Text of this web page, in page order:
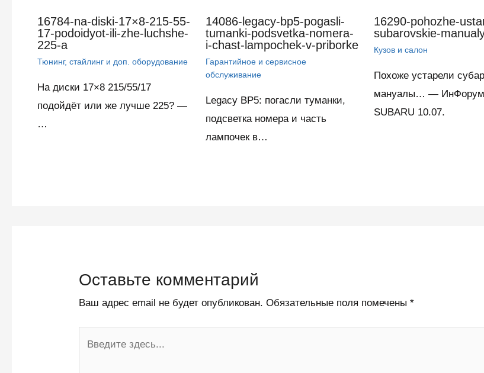
16784-na-diski-17×8-215-55-
17-podoidyot-ili-zhe-luchshe-
225-a
Тюнинг, стайлинг и доп. оборудование
На диски 17×8 215/55/17
подойдёт или же лучше 225? —
…
14086-legacy-bp5-pogasli-
tumanki-podsvetka-nomera-
i-chast-lampochek-v-priborke
Гарантийное и сервисное
обслуживание
Legacy BP5: погасли туманки,
подсветка номера и часть
лампочек в…
16290-pohozhe-
subarovskie-
Кузов и салон
Похоже устарели
мануалы… — ИнФорум
SUBARU 10.07.
Оставьте комментарий
Ваш адрес email не будет опубликован. Обязательные поля помечены*